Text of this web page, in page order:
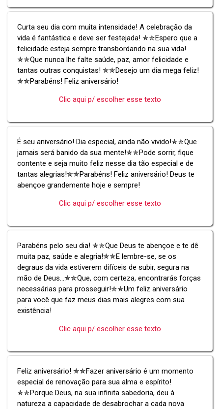
Curta seu dia com muita intensidade! A celebração da
vida é fantástica e deve ser festejada! ✯✯Espero que a
felicidade esteja sempre transbordando na sua vida!
✯✯Que nunca lhe falte saúde, paz, amor felicidade e
tantas outras conquistas! ✯✯Desejo um dia mega feliz!
✯✯Parabéns! Feliz aniversário!
Clic aqui p/ escolher esse texto
É seu aniversário! Dia especial, ainda não vivido!✯✯Que
jamais será banido da sua mente!✯✯Pode sorrir, fique
contente e seja muito feliz nesse dia tão especial e de
tantas alegrias!✯✯Parabéns! Feliz aniversário! Deus te
abençoe grandemente hoje e sempre!
Clic aqui p/ escolher esse texto
Parabéns pelo seu dia! ✯✯Que Deus te abençoe e te dê
muita paz, saúde e alegria!✯✯E lembre-se, se os
degraus da vida estiverem difíceis de subir, segura na
mão de Deus...✯✯Que, com certeza, encontrarás forças
necessárias para prosseguir!✯✯Um feliz aniversário
para você que faz meus dias mais alegres com sua
existência!
Clic aqui p/ escolher esse texto
Feliz aniversário! ✯✯Fazer aniversário é um momento
especial de renovação para sua alma e espírito!
✯✯Porque Deus, na sua infinita sabedoria, deu à
natureza a capacidade de desabrochar a cada nova